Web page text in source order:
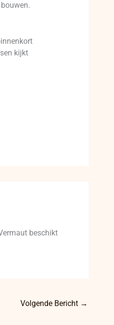
kijkt
beschikt
Volgende Bericht →